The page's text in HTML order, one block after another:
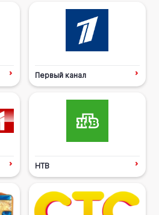
Первый канал
НТВ